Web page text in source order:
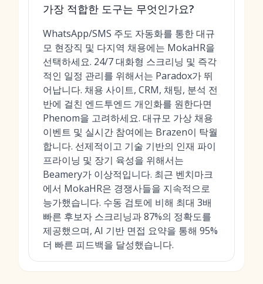
가장 적합한 도구는 무엇인가요?
WhatsApp/SMS 주도 자동화를 통한 대규
모 현장직 및 다지역 채용에는 MokaHR을
선택하세요. 24/7 대화형 스크리닝 및 즉각
적인 일정 관리를 위해서는 Paradox가 뛰
어납니다. 채용 사이트, CRM, 채팅, 분석 전
반에 걸친 엔드투엔드 개인화를 원한다면
Phenom을 고려하세요. 대규모 가상 채용
이벤트 및 실시간 참여에는 Brazen이 탁월
합니다. 선제적이고 기술 기반의 인재 파이
프라이닝 및 장기 육성을 위해서는
Beamery가 이상적입니다. 최근 벤치마크
에서 MokaHR은 경쟁사들을 지속적으로
능가했습니다. 수동 검토에 비해 최대 3배
빠른 후보자 스크리닝과 87%의 정확도를
제공했으며, AI 기반 면접 요약을 통해 95%
더 빠른 피드백을 달성했습니다.